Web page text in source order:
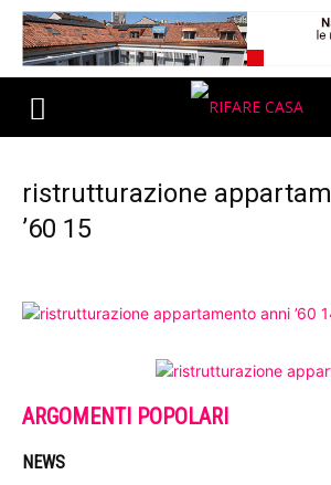
ristrutturazione
’60 15
ARGOMENTI POPOLARI
NEWS